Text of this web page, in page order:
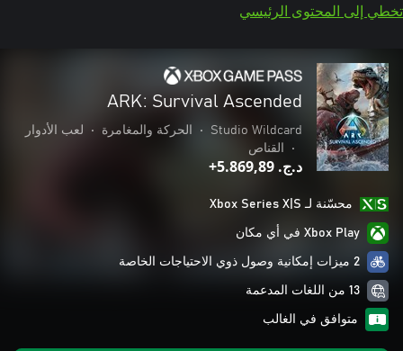
تخطي إلى المحتوى الرئيسي
ARK: Survival Ascended
Studio Wildcard
• الحركة والمغامرة •
لعب الأدوار
•
القناص
د.ج.‏ 5.869,89+
محسّنة لـ Xbox Series X|S
Xbox Play في أي مكان
2 ميزات إمكانية وصول ذوي الاحتياجات الخاصة
13 من اللغات المدعمة
متوافق في الغالب